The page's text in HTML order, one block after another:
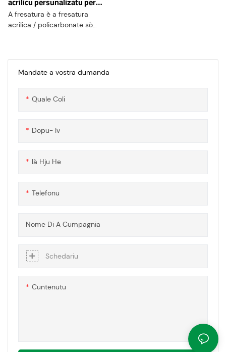
Mandate a vostra dumanda
Quale Coli
Dopu- Iv
Ià Hju He
Telefonu
Nome Di A Cumpagnia
Schedariu
Cuntenutu
lavorazione di slot agrooves
A fresatura è a fresatura
acrilica / policarbonate sò
di e macchine di cuntrollu
tradiziunale per creà una larga